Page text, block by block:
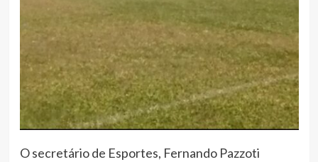
O secretário de Esportes, Fernando Pazzoti